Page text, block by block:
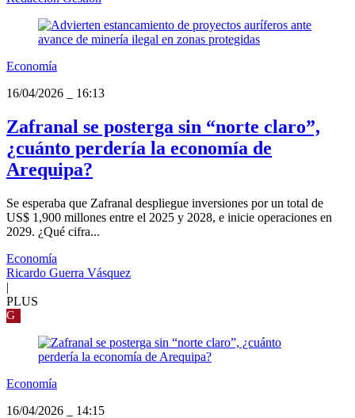
Economía
16/04/2026
16:13
Zafranal se posterga sin “norte claro”,
¿cuánto perdería la economía de
Arequipa?
Se esperaba que Zafranal despliegue inversiones por un total de
US$ 1,900 millones entre el 2025 y 2028, e inicie operaciones en
2029. ¿Qué cifra...
Economía
Ricardo Guerra Vásquez
|
PLUS
G
Economía
16/04/2026
14:15